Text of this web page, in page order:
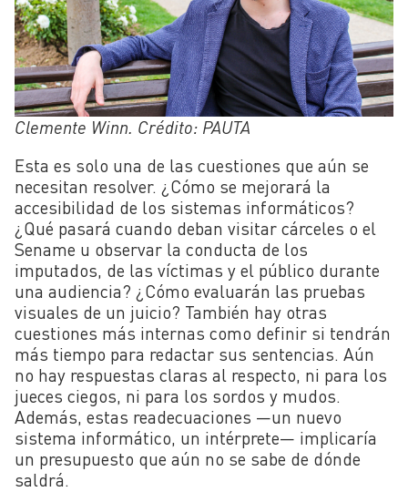
Clemente Winn. Crédito: PAUTA
Esta es solo una de las cuestiones que aún se
necesitan resolver. ¿Cómo se mejorará la
accesibilidad de los sistemas informáticos?
¿Qué pasará cuando deban visitar cárceles o el
Sename u observar la conducta de los
imputados, de las víctimas y el público durante
una audiencia? ¿Cómo evaluarán las pruebas
visuales de un juicio? También hay otras
cuestiones más internas como definir si tendrán
más tiempo para redactar sus sentencias. Aún
no hay respuestas claras al respecto, ni para los
jueces ciegos, ni para los sordos y mudos.
Además, estas readecuaciones —un nuevo
sistema informático, un intérprete— implicaría
un presupuesto que aún no se sabe de dónde
saldrá.